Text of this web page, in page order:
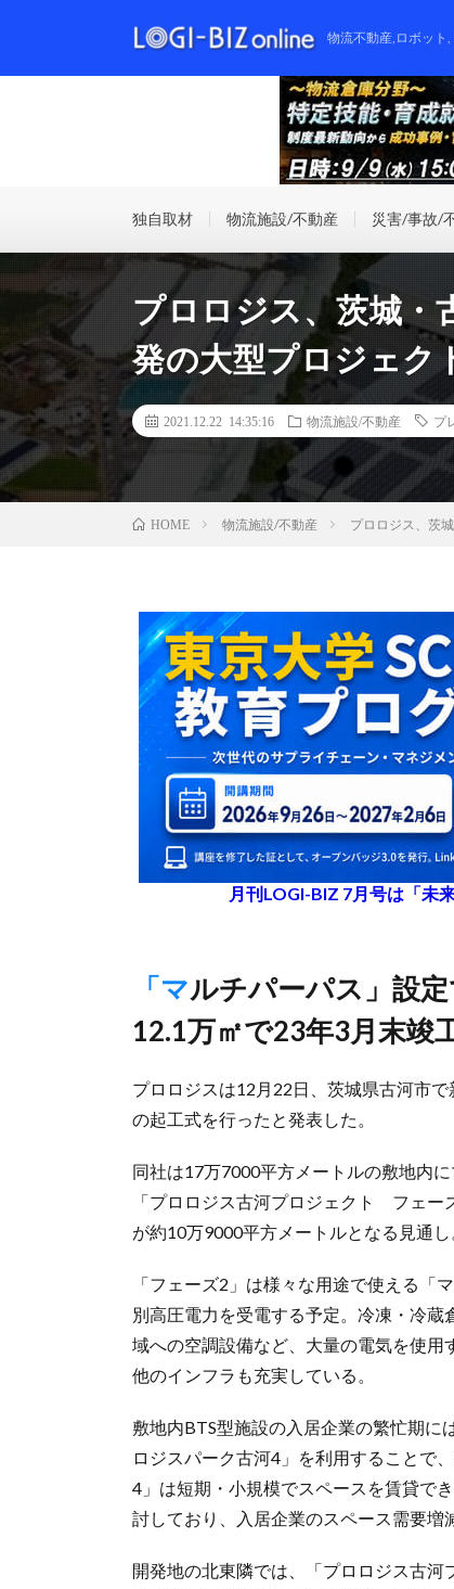
物流不動産,ロボット
独自取材 物流施設/不動産 災害/事故/
プロロジス、茨城・
発の大型プロジェク
2021.12.22 14:35:16 物流施設/不動産 プ
HOME 物流施設/不動産 プロロジス、茨
月刊LOGI-BIZ 7月号は「未
「マルチパーパス」設定で特別高圧電力利用可能、第1弾は
12.1万㎡で23年3月末竣
プロロジスは12月22日、茨城県古河市
の起工式を行ったと発表した。
同社は17万7000平方メートルの敷地内
「プロロジス古河プロジェクト フェー
が約10万9000平方メートルとなる見通し
「フェーズ2」は様々な用途で使える「
別高圧電力を受電する予定。冷凍・冷
域への空調設備など、大量の電気を使
他のインフラも充実している。
敷地内BTS型施設の入居企業の繁忙期に
ロジスパーク古河4」を利用することで
4」は短期・小規模でスペースを賃貸で
討しており、入居企業のスペース需要増
開発地の北東隣では、「プロロジス古河